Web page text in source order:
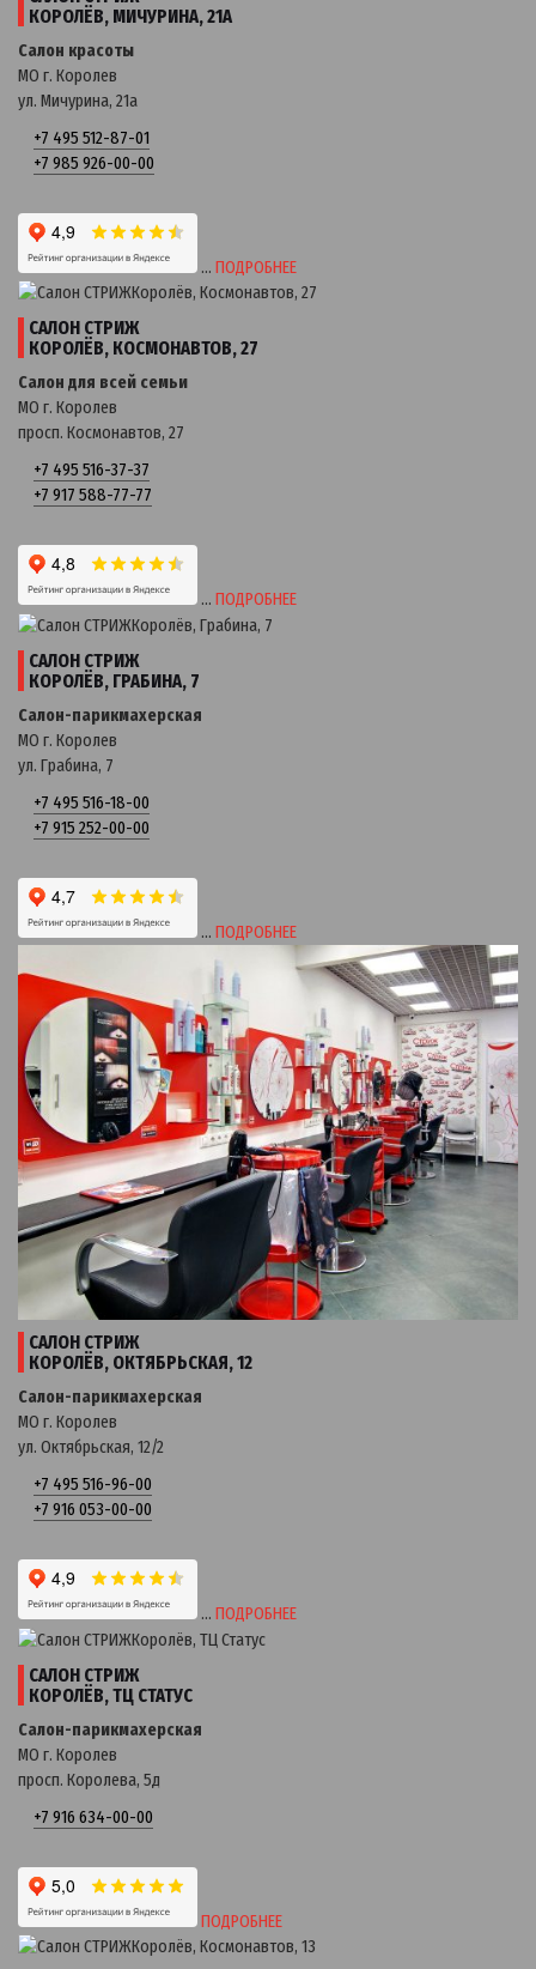
КОРОЛЁВ, МИЧУРИНА, 21А
Салон красоты
МО г. Королев
ул. Мичурина, 21a
+7 495 512-87-01
+7 985 926-00-00
… ПОДРОБНЕЕ
САЛОН СТРИЖ
КОРОЛЁВ, КОСМОНАВТОВ, 27
Салон для всей семьи
МО г. Королев
просп. Космонавтов, 27
+7 495 516-37-37
+7 917 588-77-77
… ПОДРОБНЕЕ
САЛОН СТРИЖ
КОРОЛЁВ, ГРАБИНА, 7
Салон-парикмахерская
МО г. Королев
ул. Грабина, 7
+7 495 516-18-00
+7 915 252-00-00
… ПОДРОБНЕЕ
САЛОН СТРИЖ
КОРОЛЁВ, ОКТЯБРЬСКАЯ, 12
Салон-парикмахерская
МО г. Королев
ул. Октябрьская, 12/2
+7 495 516-96-00
+7 916 053-00-00
… ПОДРОБНЕЕ
САЛОН СТРИЖ
КОРОЛЁВ, ТЦ СТАТУС
Салон-парикмахерская
МО г. Королев
просп. Королева, 5д
+7 916 634-00-00
ПОДРОБНЕЕ